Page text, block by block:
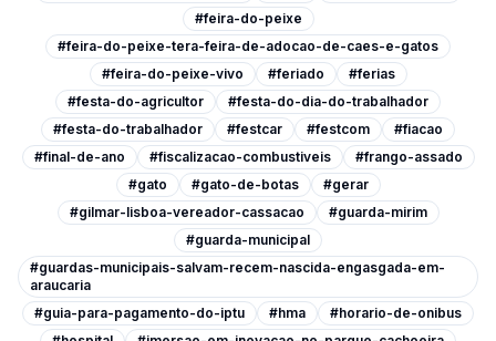
#feira-do-peixe
#feira-do-peixe-tera-feira-de-adocao-de-caes-e-gatos
#feira-do-peixe-vivo
#feriado
#ferias
#festa-do-agricultor
#festa-do-dia-do-trabalhador
#festa-do-trabalhador
#festcar #festcom
#fiacao
#final-de-ano
#fiscalizacao-combustiveis
#frango-assado
#gato
#gato-de-botas
#gerar
#gilmar-lisboa-vereador-cassacao
#guarda-mirim
#guarda-municipal
#guardas-municipais-salvam-recem-nascida-engasgada-em-
araucaria
#guia-para-pagamento-do-iptu
#hma
#horario-de-onibus